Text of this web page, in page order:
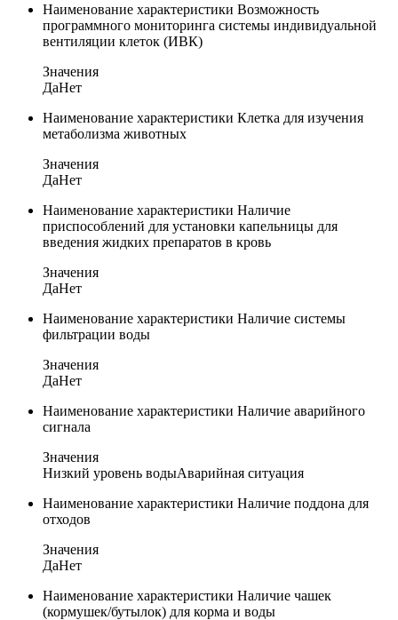
Наименование характеристики Возможность
программного мониторинга системы индивидуальной
вентиляции клеток (ИВК)
Значения
ДаНет
Наименование характеристики Клетка для изучения
метаболизма животных
Значения
ДаНет
Наименование характеристики Наличие
приспособлений для установки капельницы для
введения жидких препаратов в кровь
Значения
ДаНет
Наименование характеристики Наличие системы
фильтрации воды
Значения
ДаНет
Наименование характеристики Наличие аварийного
сигнала
Значения
Низкий уровень водыАварийная ситуация
Наименование характеристики Наличие поддона для
отходов
Значения
ДаНет
Наименование характеристики Наличие чашек
(кормушек/бутылок) для корма и воды